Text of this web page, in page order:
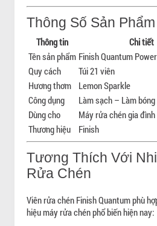
Thông Số Sản Phẩm
Thông tin
Chi tiết
Tên sản phẩm Finish Quantum
Quy cách
Túi 21 viên
Hương thơm
Lemon Sparkle
Công dụng
Làm sạch – Làm
Dùng cho
Máy rửa chén gia đình
Thương hiệu
Finish
Tương Thích Với
Rửa Chén
Viên rửa chén Finish Quantum phù
hiệu máy rửa chén phổ biến hiện nay: